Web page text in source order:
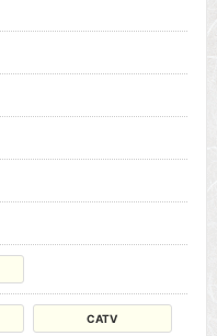
CATV